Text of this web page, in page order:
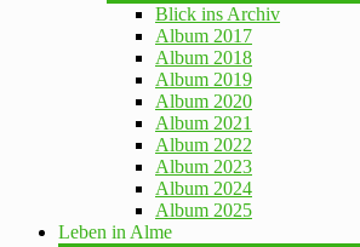
Blick ins Archiv
Album 2017
Album 2018
Album 2019
Album 2020
Album 2021
Album 2022
Album 2023
Album 2024
Album 2025
Leben in Alme